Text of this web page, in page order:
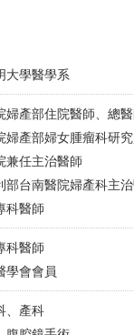
大學醫學系
婦產部住院醫師、總
婦產部婦女腫瘤科研究
兼任主治醫師
部台南醫院婦產科主
科醫師
科醫師
學會會員
、產科